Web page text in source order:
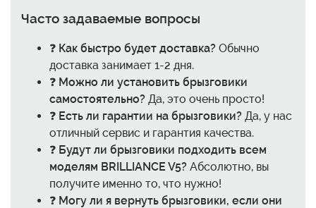
Часто задаваемые вопросы
❓ Как быстро будет доставка? Обычно
доставка занимает 1-2 дня.
❓ Можно ли установить брызговики
самостоятельно? Да, это очень просто!
❓ Есть ли гарантии на брызговики? Да, у нас
отличный сервис и гарантия качества.
❓ Будут ли брызговики подходить всем
моделям BRILLIANCE V5? Абсолютно, вы
получите именно то, что нужно!
❓ Могу ли я вернуть брызговики, если они